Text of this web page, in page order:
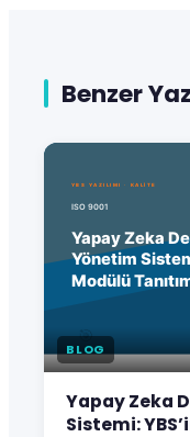
Benzer
BLOG
Yapay Zeka
Sistemi: